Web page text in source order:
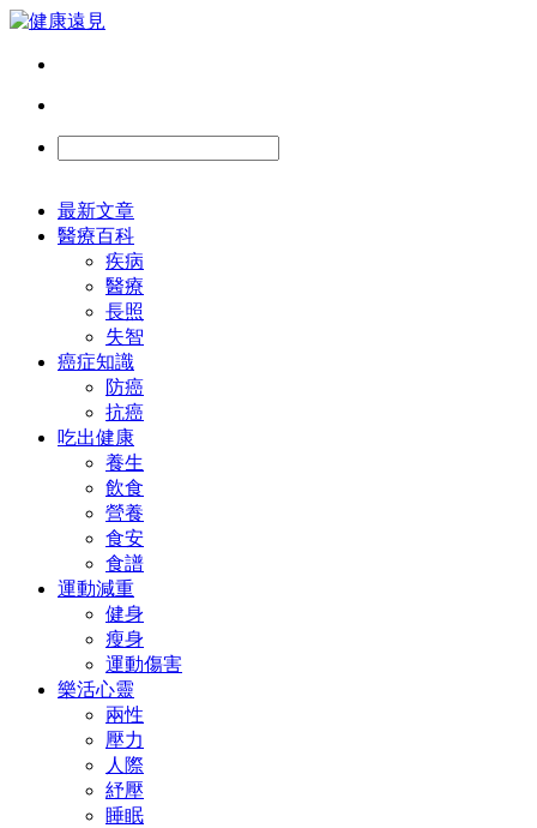
最新文章
醫療百科
疾病
醫療
長照
失智
癌症知識
防癌
抗癌
吃出健康
養生
飲食
營養
食安
食譜
運動減重
健身
瘦身
運動傷害
樂活心靈
兩性
壓力
人際
紓壓
睡眠